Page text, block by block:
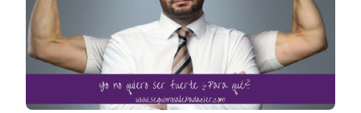
QUÉ?